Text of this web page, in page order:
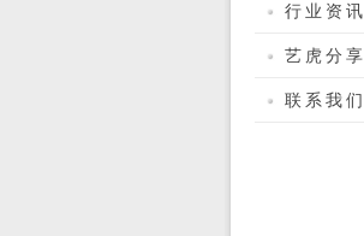
行业资讯
艺虎分享
联系我们